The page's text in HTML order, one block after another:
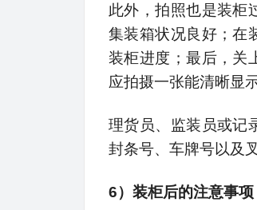
此外，拍照也是装柜
集装箱状况良好；在
装柜进度；最后，关
应拍摄一张能清晰显
理货员、监装员或记
封条号、车牌号以及
6）装柜后的注意事项